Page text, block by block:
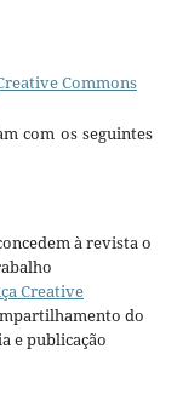
Commons
com os seguintes
à revista o
Creative
do
e publicação